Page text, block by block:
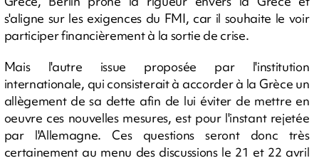
s'aligne sur les exigences du FMI, car il souhaite le voir
participer financièrement à la sortie de crise.
Mais l'autre issue proposée par l'institution
internationale, qui consisterait à accorder à la Grèce un
allègement de sa dette afin de lui éviter de mettre en
oeuvre ces nouvelles mesures, est pour l'instant rejetée
par l'Allemagne. Ces questions seront donc très
certainement au menu des discussions le 21 et 22 avril